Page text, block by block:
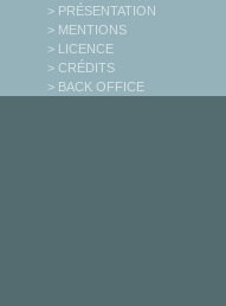
> PRÉSENTATION
> MENTIONS
> LICENCE
> CRÉDITS
> BACK OFFICE